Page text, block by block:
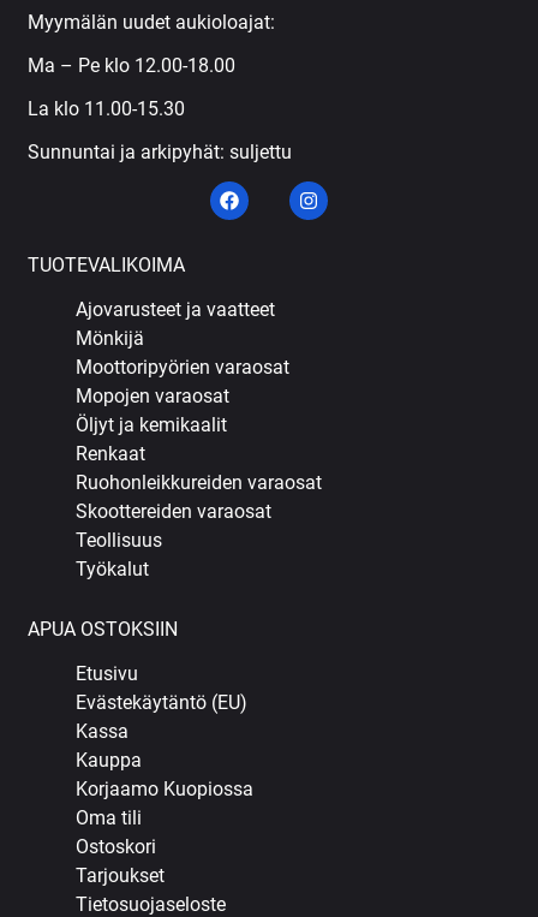
Myymälän uudet aukioloajat:
Ma – Pe klo 12.00-18.00
La klo 11.00-15.30
Sunnuntai ja arkipyhät: suljettu
TUOTEVALIKOIMA
Ajovarusteet ja vaatteet
Mönkijä
Moottoripyörien varaosat
Mopojen varaosat
Öljyt ja kemikaalit
Renkaat
Ruohonleikkureiden varaosat
Skoottereiden varaosat
Teollisuus
Työkalut
APUA OSTOKSIIN
Etusivu
Evästekäytäntö (EU)
Kassa
Kauppa
Korjaamo Kuopiossa
Oma tili
Ostoskori
Tarjoukset
Tietosuojaseloste